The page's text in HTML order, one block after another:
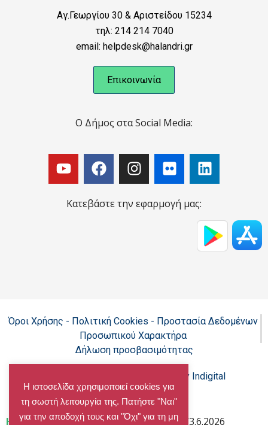
Αγ.Γεωργίου 30 & Αριστείδου 15234
τηλ: 214 214 7040
email: helpdesk@halandri.gr
Επικοινωνία
Ο Δήμος στα Social Media:
Κατεβάστε την εφαρμογή μας:
Όροι Χρήσης - Πολιτική Cookies - Προστασία Δεδομένων
Προσωπικού Χαρακτήρα
Δήλωση προσβασιμότητας
Powered by Indigital
Home »Πίνακες της με αρ. πρωτ. 17999/3.6.2026
Η ιστοσελίδα χρησιμοποιεί cookies για
τη σωστή λειτουργία της. Πατήστε "Ναι"
για την αποδοχή τους και "Όχι" για τη μη